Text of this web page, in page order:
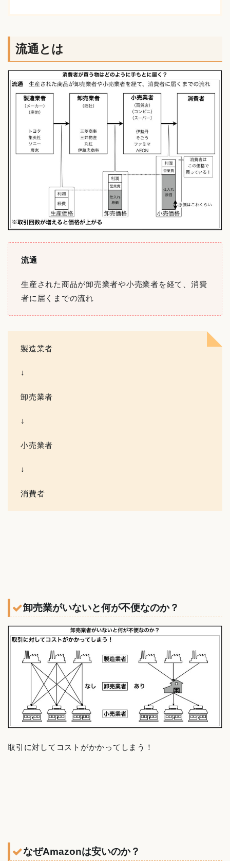
流通とは
流通
生産された商品が卸売業者や小売業者を経て、消費
者に届くまでの流れ
製造業者
↓
卸売業者
↓
小売業者
↓
消費者
卸売業がいないと何が不便なのか？
取引に対してコストがかかってしまう！
なぜAmazonは安いのか？